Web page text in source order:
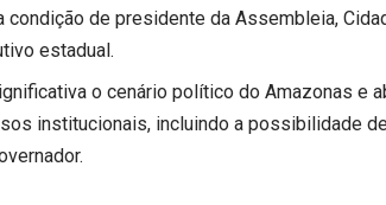
de presidente da Assembleia,
estadual.
o cenário político do Amazonas e
institucionais, incluindo a possibilidade